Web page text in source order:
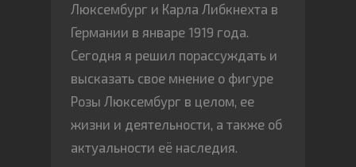
Люксембург и Карла Либкнехта в
Германии в январе 1919 года.
Сегодня я решил порассуждать и
высказать свое мнение о фигуре
Розы Люксембург в целом, ее
жизни и деятельности, а также об
актуальности её наследия.